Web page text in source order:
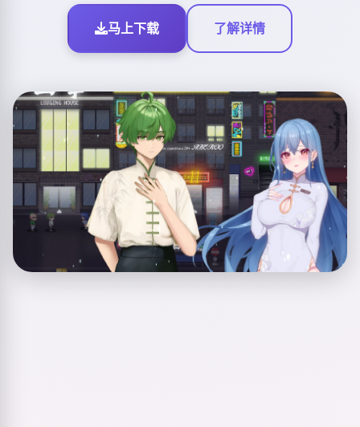
马上下载 了解详情